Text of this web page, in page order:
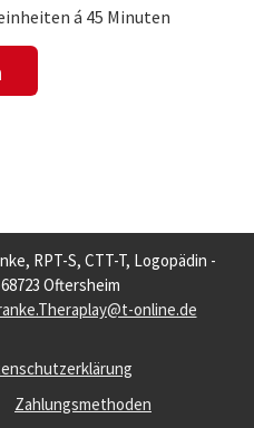
á 45 Minuten
RPT-S, CTT-T, Logopädin -
Oftersheim
online.de
Zahlungsmethoden